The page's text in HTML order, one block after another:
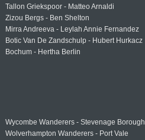
Tallon Griekspoor - Matteo Arnaldi
Zizou Bergs - Ben Shelton
Mirra Andreeva - Leylah Annie Fernandez
Botic Van De Zandschulp - Hubert Hurkacz
Bochum - Hertha Berlin
Wycombe Wanderers - Stevenage Borough
Wolverhampton Wanderers - Port Vale